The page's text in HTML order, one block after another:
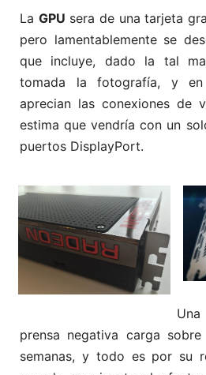
La GPU sera de una tarjeta
pero lamentablemente se
que incluye, dado la tal
tomada la fotografía, y
aprecian las conexiones de
estima que vendría con un
puertos DisplayPort.
prensa negativa carga
semanas, y todo es por su